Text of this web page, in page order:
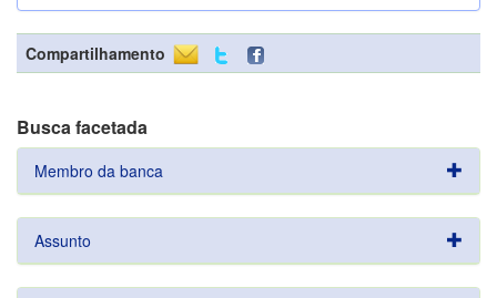
Compartilhamento
Busca facetada
Membro da banca
Assunto